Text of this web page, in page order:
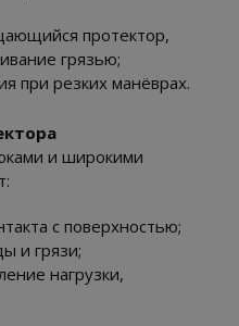
протектор,
грязью;
при резких манёврах.
и широкими
с поверхностью;
и грязи;
нагрузки,